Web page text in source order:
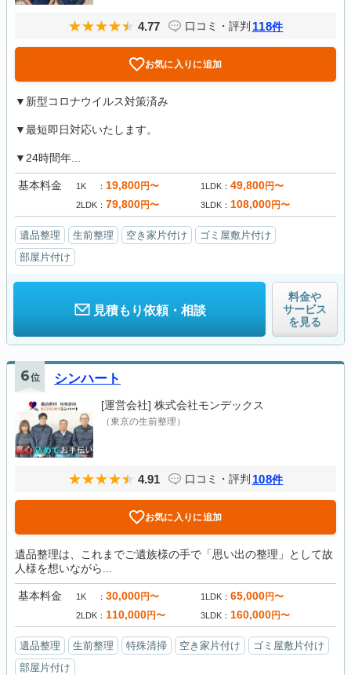
4.77 口コミ・評判 118件
お気に入りに追加
▼新型コロナウイルス対策済み
▼最短即日対応いたします。
▼24時間年...
基本料金 1K 19,800円〜 1LDK 49,800円〜
2LDK 79,800円〜 3LDK 108,000円〜
遺品整理 生前整理 空き家片付け
ゴミ屋敷片付け
部屋片付け
見積もり依頼・相談
料金や
サービス
を見る
6位 シンハート
[運営会社] 株式会社モンデックス
（東京の生前整理）
4.91 口コミ・評判 108件
お気に入りに追加
遺品整理は、これまでご遺族様の手で「思い出の整理」として故
人様を想いながら...
基本料金 1K 30,000円〜 1LDK 65,000円〜
2LDK 110,000円〜 3LDK 160,000円〜
遺品整理 生前整理 特殊清掃 空き家片付け
ゴミ屋敷片付け
部屋片付け